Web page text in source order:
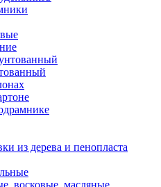
из дерева и пенопласта
восковые, масляные,